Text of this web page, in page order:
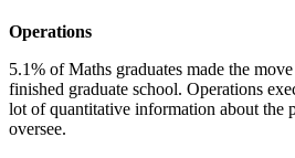
Operations
5.1% of Maths graduates made the
finished graduate school. Operations
lot of quantitative information about the
oversee.